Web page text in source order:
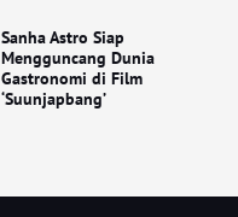
Sanha Astro Siap
Mengguncang Dunia
Gastronomi di Film
‘Suunjapbang’